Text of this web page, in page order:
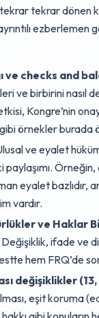
tekrar tekrar dönen
ezberlemen
ve checks and
ve birbirini nasıl
Kongre’nin
örnekler burada
ve eyalet
paylaşımı.
eyalet bazlıdır,
vardır.
ve Haklar
Değişiklik, ifade ve
hem FRQ’de
değişiklikler (13,
eşit koruma